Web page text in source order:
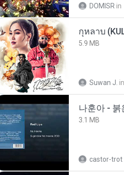
DOMISR in
กุหลาบ
5.9 MB
Suwan J. in
나훈아 - 붉
3.1 MB
castor-trot